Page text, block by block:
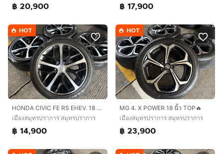
฿ 20,900 ฿ 17,900
HOT
HONDA CIVIC FE RS EHEV. 18 นิ้ว TOP🔥
เมืองสมุทรปราการ สมุทรปราการ
฿ 14,900
HOT
MG 4. X POWER 18 นิ้ว TOP🔥
เมืองสมุทรปราการ สมุทรปราการ
฿ 23,900